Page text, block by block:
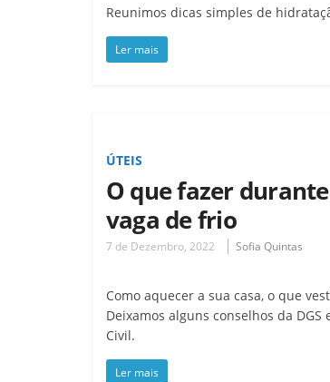
Reunimos dicas simples de
Ler mais
ÚTEIS
O que fazer
vaga de frio
7 de Dezembro, 2022 Sofia Quintas
Como aquecer a sua casa, o que
Deixamos alguns conselhos da DGS
Civil.
Ler mais